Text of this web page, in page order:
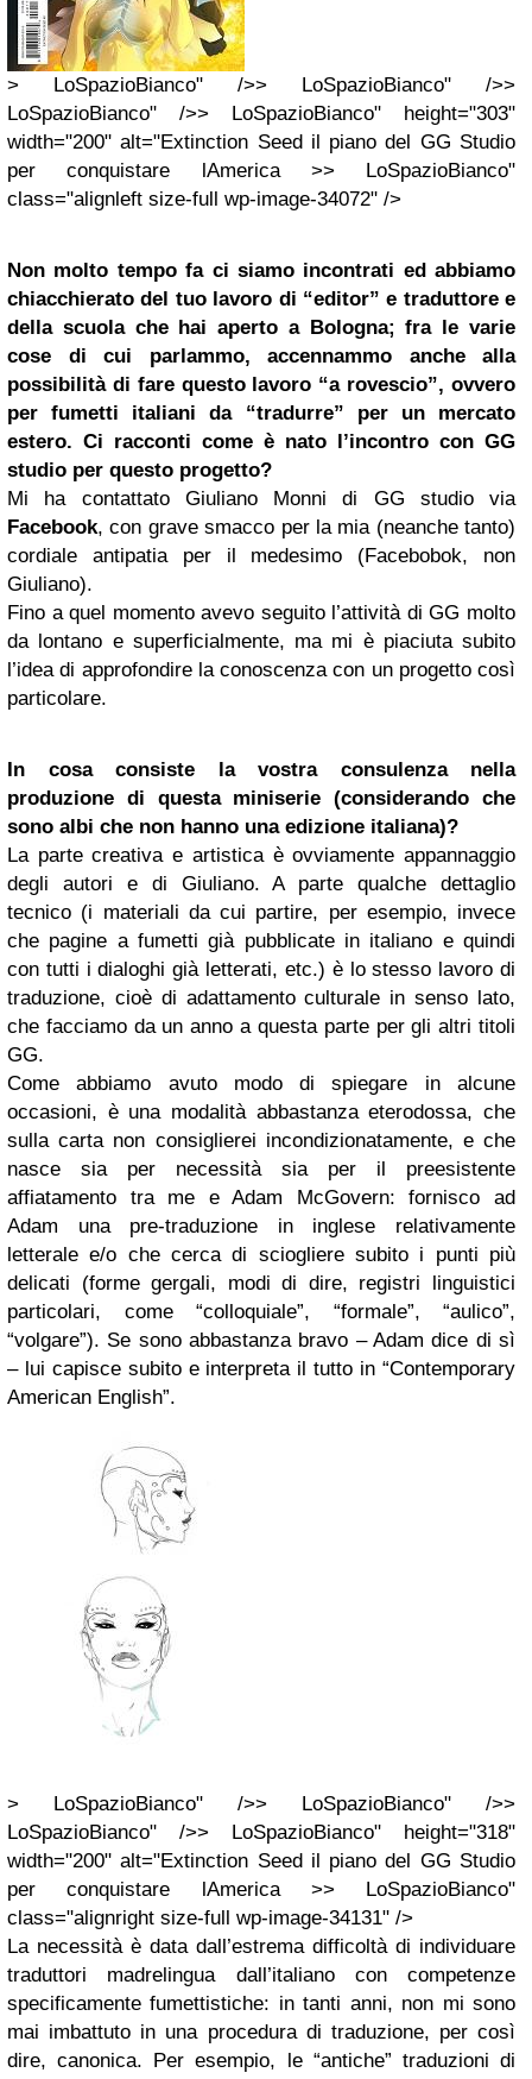
> LoSpazioBianco" />> LoSpazioBianco" />>
LoSpazioBianco" />> LoSpazioBianco" height="303"
width="200" alt="Extinction Seed il piano del GG Studio
per conquistare lAmerica >> LoSpazioBianco"
class="alignleft size-full wp-image-34072" />
Non molto tempo fa ci siamo incontrati ed abbiamo
chiacchierato del tuo lavoro di “editor” e traduttore e
della scuola che hai aperto a Bologna; fra le varie
cose di cui parlammo, accennammo anche alla
possibilità di fare questo lavoro “a rovescio”, ovvero
per fumetti italiani da “tradurre” per un mercato
estero. Ci racconti come è nato l’incontro con GG
studio per questo progetto?
Mi ha contattato Giuliano Monni di GG studio via
Facebook, con grave smacco per la mia (neanche tanto)
cordiale antipatia per il medesimo (Facebobok, non
Giuliano).
Fino a quel momento avevo seguito l’attività di GG molto
da lontano e superficialmente, ma mi è piaciuta subito
l’idea di approfondire la conoscenza con un progetto così
particolare.
In cosa consiste la vostra consulenza nella
produzione di questa miniserie (considerando che
sono albi che non hanno una edizione italiana)?
La parte creativa e artistica è ovviamente appannaggio
degli autori e di Giuliano. A parte qualche dettaglio
tecnico (i materiali da cui partire, per esempio, invece
che pagine a fumetti già pubblicate in italiano e quindi
con tutti i dialoghi già letterati, etc.) è lo stesso lavoro di
traduzione, cioè di adattamento culturale in senso lato,
che facciamo da un anno a questa parte per gli altri titoli
GG.
Come abbiamo avuto modo di spiegare in alcune
occasioni, è una modalità abbastanza eterodossa, che
sulla carta non consiglierei incondizionatamente, e che
nasce sia per necessità sia per il preesistente
affiatamento tra me e Adam McGovern: fornisco ad
Adam una pre-traduzione in inglese relativamente
letterale e/o che cerca di sciogliere subito i punti più
delicati (forme gergali, modi di dire, registri linguistici
particolari, come “colloquiale”, “formale”, “aulico”,
“volgare”). Se sono abbastanza bravo – Adam dice di sì
– lui capisce subito e interpreta il tutto in “Contemporary
American English”.
> LoSpazioBianco" />> LoSpazioBianco" />>
LoSpazioBianco" />> LoSpazioBianco" height="318"
width="200" alt="Extinction Seed il piano del GG Studio
per conquistare lAmerica >> LoSpazioBianco"
class="alignright size-full wp-image-34131" />
La necessità è data dall’estrema difficoltà di individuare
traduttori madrelingua dall’italiano con competenze
specificamente fumettistiche: in tanti anni, non mi sono
mai imbattuto in una procedura di traduzione, per così
dire, canonica. Per esempio, le “antiche” traduzioni di